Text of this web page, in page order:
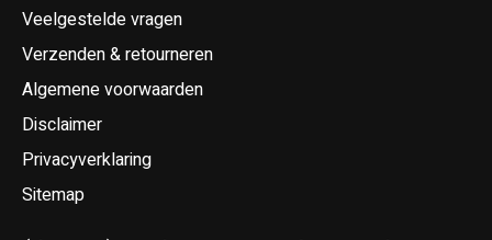
Veelgestelde vragen
Verzenden & retourneren
Algemene voorwaarden
Disclaimer
Privacyverklaring
Sitemap